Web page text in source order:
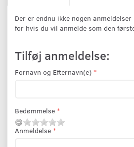
Der er endnu ikke nogen
for hvis du vil anmelde som den
Tilføj anmeldelse:
Fornavn og Efternavn(e)
Bedømmelse
Anmeldelse